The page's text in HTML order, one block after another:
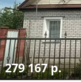
279 167 р.